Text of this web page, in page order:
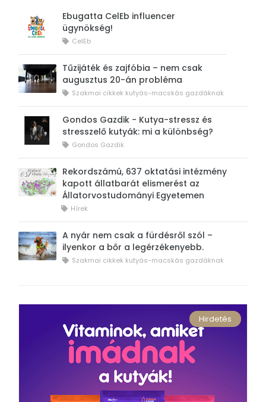
Ebugatta CelEb influencer
ügynökség!
CelEb
Tűzijáték és zajfóbia – nem csak
augusztus 20-án probléma
Szakmai cikkek kutyás-macskás gazdáknak
Gondos Gazdik - Kutya-stressz és
stresszelő kutyák: mi a különbség?
Gondos Gazdik
Rekordszámú, 637 oktatási intézmény
kapott állatbarát elismerést az
Állatorvostudományi Egyetemen
Hírek
A nyár nem csak a fürdésről szól –
ilyenkor a bőr a legérzékenyebb.
Szakmai cikkek kutyás-macskás gazdáknak
Hirdetés